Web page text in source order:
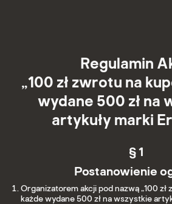
Regulamin
„100 zł zwrotu na
wydane 500 zł na
artykuły marki
§ 1
Postanowienie
Organizatorem akcji pod nazwą „100 zł
każde wydane 500 zł na wszystkie